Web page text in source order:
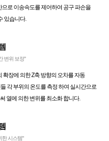
로 이송속도를 제어하여 공구 파손을
있습니다.
변위 보정"
확장에 의한 Z축 방향의 오차를 자동
각 부위의 온도를 측정 하여 실시간으로
열에 의한 변위를 최소화 합니다.
한 시스템"